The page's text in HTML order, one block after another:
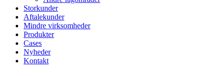
Storkunder
Aftalekunder
Mindre virksomheder
Produkter
Cases
Nyheder
Kontakt